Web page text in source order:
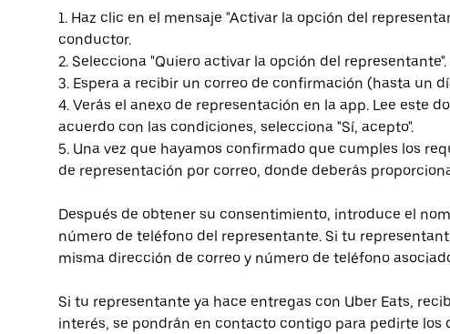
1. Haz clic en el mensaje "Activar la opción del
conductor.
2. Selecciona "Quiero activar la opción del representante".
3. Espera a recibir un correo de confirmación (hasta un
4. Verás el anexo de representación en la app. Lee este
acuerdo con las condiciones, selecciona "Sí, acepto".
5. Una vez que hayamos confirmado que cumples los
de representación por correo, donde deberás
Después de obtener su consentimiento, introduce el
número de teléfono del representante. Si tu
misma dirección de correo y número de teléfono
Si tu representante ya hace entregas con Uber Eats,
interés, se pondrán en contacto contigo para pedirte los